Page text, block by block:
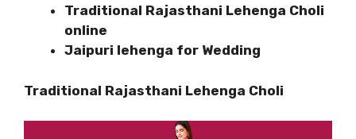
Traditional Rajasthani Lehenga Choli
online
Jaipuri lehenga for Wedding
Traditional Rajasthani Lehenga Choli